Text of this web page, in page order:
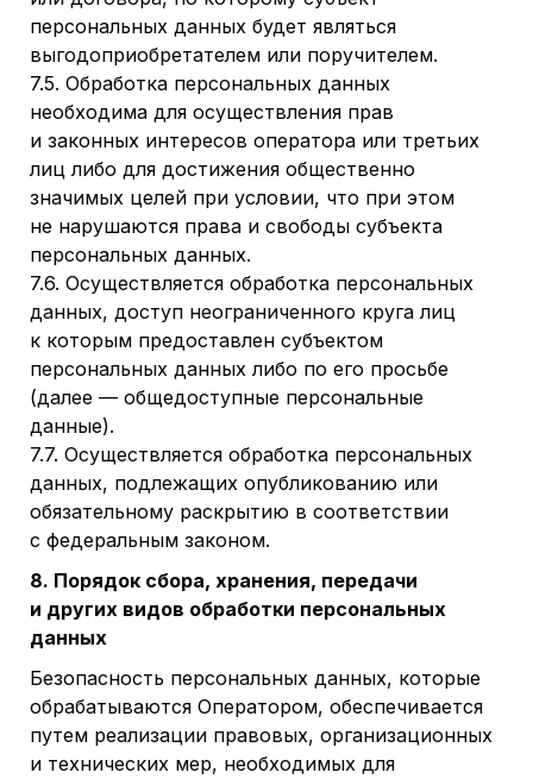
персональных данных будет являться
выгодоприобретателем или поручителем.
7.5. Обработка персональных данных
необходима для осуществления прав
и законных интересов оператора или третьих
лиц либо для достижения общественно
значимых целей при условии, что при этом
не нарушаются права и свободы субъекта
персональных данных.
7.6. Осуществляется обработка персональных
данных, доступ неограниченного круга лиц
к которым предоставлен субъектом
персональных данных либо по его просьбе
(далее — общедоступные персональные
данные).
7.7. Осуществляется обработка персональных
данных, подлежащих опубликованию или
обязательному раскрытию в соответствии
с федеральным законом.
8. Порядок сбора, хранения, передачи
и других видов обработки персональных
данных
Безопасность персональных данных, которые
обрабатываются Оператором, обеспечивается
путем реализации правовых, организационных
и технических мер, необходимых для